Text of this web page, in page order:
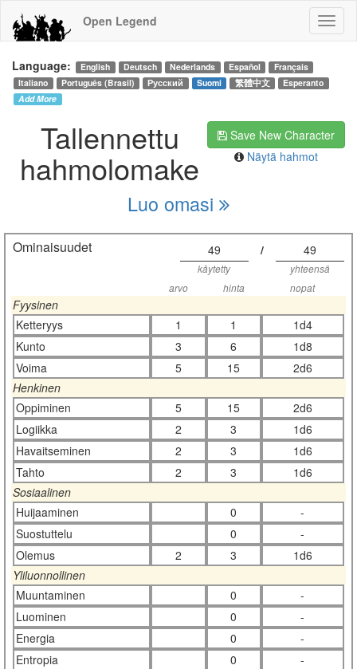
Open Legend
Language: English Deutsch Nederlands Español
Français
Italiano
Português (Brasil) Русский Suomi 繁體中文
Esperanto
Add More
Save New Character
Näytä hahmot
Tallennettu
hahmolomake
Luo omasi
Ominaisuudet 49 / 49
käytetty
yhteensä
arvo
hinta nopat
Fyysinen
Ketteryys
1 1
1d4
Kunto
3 6
1d8
Voima
5 15
2d6
Henkinen
Oppiminen
5 15
2d6
Logiikka
2 3
1d6
Havaitseminen
2 3
1d6
Tahto
2 3
1d6
Sosiaalinen
Huijaaminen
0
-
Suostuttelu
0
-
Olemus
2 3
1d6
Yliluonnollinen
Muuntaminen
0
-
Luominen
0
-
Energia
0
-
Entropia
0
-